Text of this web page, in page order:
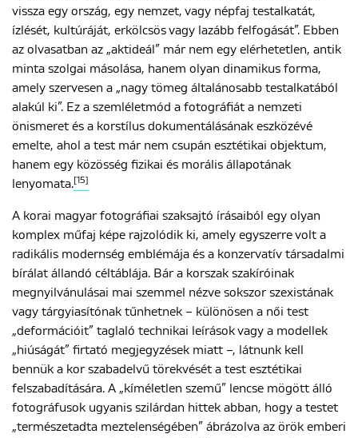
vissza egy ország, egy nemzet, vagy népfaj testalkatát,
ízlését, kultúráját, erkölcsös vagy lazább felfogását”. Ebben
az olvasatban az „aktideál” már nem egy elérhetetlen, antik
minta szolgai másolása, hanem olyan dinamikus forma,
amely szervesen a „nagy tömeg általánosabb testalkatából
alakúl ki”. Ez a szemléletmód a fotográfiát a nemzeti
önismeret és a korstílus dokumentálásának eszközévé
emelte, ahol a test már nem csupán esztétikai objektum,
hanem egy közösség fizikai és morális állapotának
lenyomata.[15]
A korai magyar fotográfiai szaksajtó írásaiból egy olyan
komplex műfaj képe rajzolódik ki, amely egyszerre volt a
radikális modernség emblémája és a konzervatív társadalmi
bírálat állandó céltáblája. Bár a korszak szakíróinak
megnyilvánulásai mai szemmel nézve sokszor szexistának
vagy tárgyiasítónak tűnhetnek – különösen a női test
„deformációit” taglaló technikai leírások vagy a modellek
„hiúságát” firtató megjegyzések miatt –, látnunk kell
bennük a kor szabadelvű törekvését a test esztétikai
felszabadítására. A „kíméletlen szemű” lencse mögött álló
fotográfusok ugyanis szilárdan hittek abban, hogy a testet
„természetadta meztelenségében” ábrázolva az örök emberi